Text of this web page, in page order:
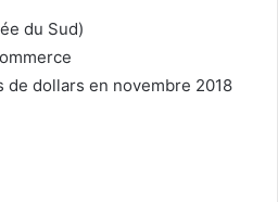
du Sud)
de dollars en novembre 2018